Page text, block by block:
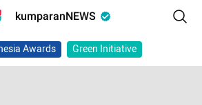
kumparanNEWS
Awards Green Initiative